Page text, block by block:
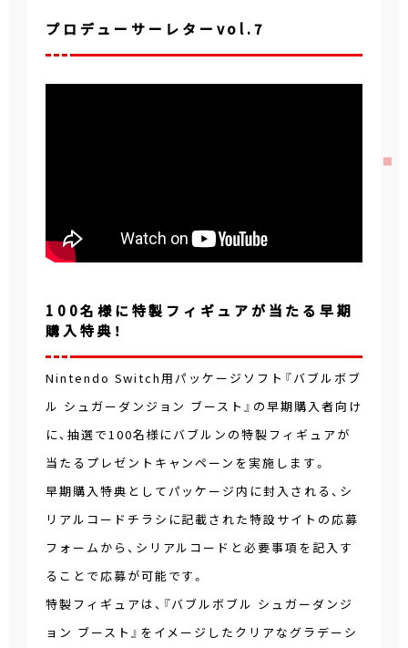
プロデューサーレターvol.7
100名様に特製フィギュアが当たる早期
購入特典！
Nintendo Switch用パッケージソフト『バブルボブ
ル シュガーダンジョン ブースト』の早期購入者向け
に、抽選で100名様にバブルンの特製フィギュアが
当たるプレゼントキャンペーンを実施します。
早期購入特典としてパッケージ内に封入される、シ
リアルコードチラシに記載された特設サイトの応募
フォームから、シリアルコードと必要事項を記入す
ることで応募が可能です。
特製フィギュアは、『バブルボブル シュガーダンジ
ョン ブースト』をイメージしたクリアなグラデーシ